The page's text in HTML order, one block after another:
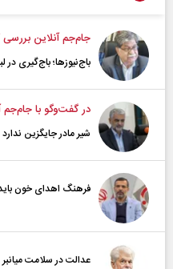
جام‌جم آنلاین بررسی
باج‌نیوزها؛ باج‌گیری
در گفت‌و‌گو با
شیر مادر جایگزین
فرهنگ اهدای خون
عدالت در سلامت میانبر